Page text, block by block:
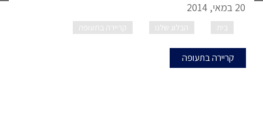
20 במאי, 2014
בית הבלוג שלנו קריירה בתעופה
קריירה בתעופה